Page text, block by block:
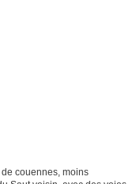
couennes, moins